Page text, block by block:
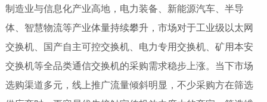
制造业与信息化产业高地，电力装备、新能源汽车、半导
体、智慧物流等产业体量持续攀升，市场对于工业级以太网
交换机、国产自主可控交换机、电力专用交换机、矿用本安
交换机等全品类通信交换机的采购需求稳步上涨。当下市场
选购渠道多元，线上推广流量倾斜明显，不少采购方在筛选